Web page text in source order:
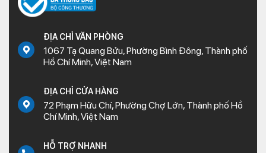
ĐỊA CHỈ VĂN PHÒNG
1067 Tạ Quang Bửu, Phường Bình Đông, Thành phố
Hồ Chí Minh, Việt Nam
ĐỊA CHỈ CỬA HÀNG
72 Phạm Hữu Chí, Phường Chợ Lớn, Thành phố Hồ
Chí Minh, Việt Nam
HỖ TRỢ NHANH